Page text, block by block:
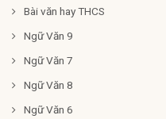
Bài văn hay THCS
Ngữ Văn 9
Ngữ Văn 7
Ngữ Văn 8
Ngữ Văn 6